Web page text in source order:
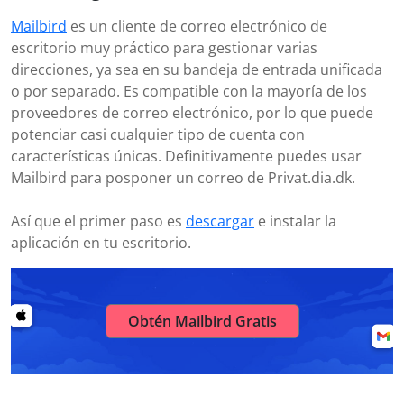
Mailbird es un cliente de correo electrónico de
escritorio muy práctico para gestionar varias
direcciones, ya sea en su bandeja de entrada unificada
o por separado. Es compatible con la mayoría de los
proveedores de correo electrónico, por lo que puede
potenciar casi cualquier tipo de cuenta con
características únicas. Definitivamente puedes usar
Mailbird para posponer un correo de Privat.dia.dk.
Así que el primer paso es descargar e instalar la
aplicación en tu escritorio.
Obtén Mailbird Gratis